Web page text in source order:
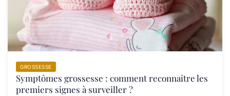
GROSSESSE
Symptômes grossesse : comment reconnaître les
premiers signes à surveiller ?